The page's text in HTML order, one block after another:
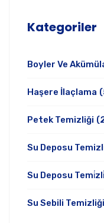
Kategoriler
Boyler Ve
Haşere İlaçlama
Petek Temizliği
Su Deposu
Su Deposu
Su Sebili Temizliği